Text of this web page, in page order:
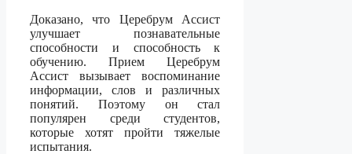
Доказано, что Церебрум Ассист
улучшает познавательные
способности и способность к
обучению. Прием Церебрум
Ассист вызывает воспоминание
информации, слов и различных
понятий. Поэтому он стал
популярен среди студентов,
которые хотят пройти тяжелые
испытания.